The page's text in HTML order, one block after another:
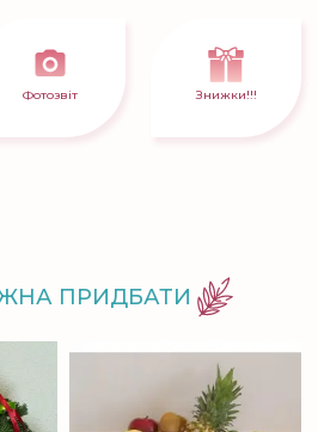
Фотозвіт Знижки!!!
ПРИДБАТИ